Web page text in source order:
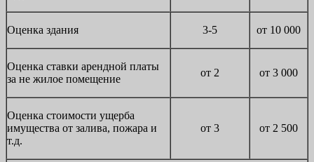
Оценка здания 3-5 от 10 000
Оценка ставки арендной платы
за не жилое помещение
от 2 от 3 000
Оценка стоимости ущерба
имущества от залива, пожара и
т.д.
от 3 от 2 500